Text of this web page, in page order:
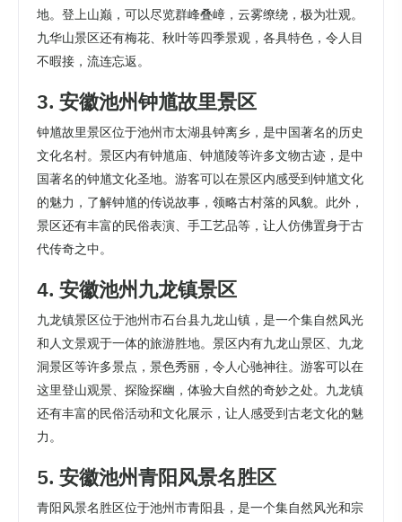
地。登上山巅，可以尽览群峰叠嶂，云雾缭绕，极为壮观。
九华山景区还有梅花、秋叶等四季景观，各具特色，令人目
不暇接，流连忘返。
3. 安徽池州钟馗故里景区
钟馗故里景区位于池州市太湖县钟离乡，是中国著名的历史
文化名村。景区内有钟馗庙、钟馗陵等许多文物古迹，是中
国著名的钟馗文化圣地。游客可以在景区内感受到钟馗文化
的魅力，了解钟馗的传说故事，领略古村落的风貌。此外，
景区还有丰富的民俗表演、手工艺品等，让人仿佛置身于古
代传奇之中。
4. 安徽池州九龙镇景区
九龙镇景区位于池州市石台县九龙山镇，是一个集自然风光
和人文景观于一体的旅游胜地。景区内有九龙山景区、九龙
洞景区等许多景点，景色秀丽，令人心驰神往。游客可以在
这里登山观景、探险探幽，体验大自然的奇妙之处。九龙镇
还有丰富的民俗活动和文化展示，让人感受到古老文化的魅
力。
5. 安徽池州青阳风景名胜区
青阳风景名胜区位于池州市青阳县，是一个集自然风光和宗